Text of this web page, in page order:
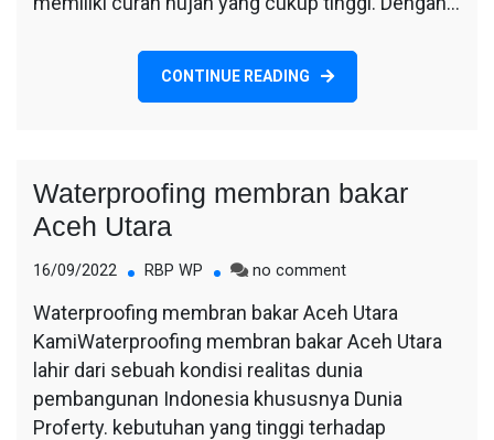
CONTINUE READING
Waterproofing membran bakar
Aceh Utara
16/09/2022 RBP WP no commenton
membran
bakar
Aceh
Waterproofing membran bakar Aceh Utara
KamiWaterproofing membran bakar Aceh Utara
lahir dari sebuah kondisi realitas dunia
pembangunan Indonesia khususnya Dunia
Proferty. kebutuhan yang tinggi terhadap